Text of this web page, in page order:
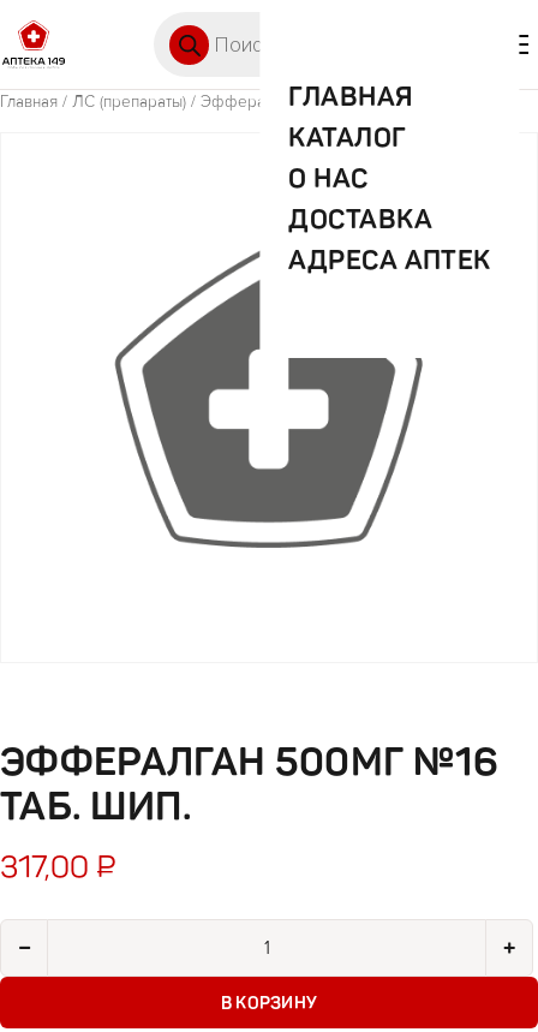
ГЛАВНАЯ
КАТАЛОГ
О НАС
ДОСТАВКА
АДРЕСА АПТЕК
Главная / ЛС (препараты) / Эффералган 500мг №16 таб. шип.
ЭФФЕРАЛГАН 500МГ №16
ТАБ. ШИП.
317,00 ₽
− +
В КОРЗИНУ